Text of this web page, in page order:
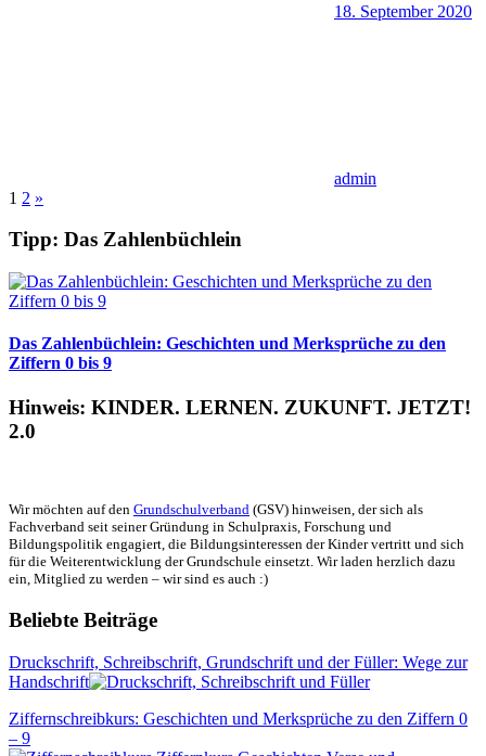
18. September 2020
admin
Seitennummerierung
der
Beiträge
1 2 Nächste
»
Tipp: Das Zahlenbüchlein
Das Zahlenbüchlein: Geschichten und Merksprüche zu den
Ziffern 0 bis 9
Hinweis: KINDER. LERNEN. ZUKUNFT. JETZT!
2.0
Wir möchten auf den Grundschulverband (GSV) hinweisen, der sich als
Fachverband seit seiner Gründung in Schulpraxis, Forschung und
Bildungspolitik engagiert, die Bildungsinteressen der Kinder vertritt und sich
für die Weiterentwicklung der Grundschule einsetzt. Wir laden herzlich dazu
ein, Mitglied zu werden – wir sind es auch :)
Beliebte Beiträge
Druckschrift, Schreibschrift, Grundschrift und der Füller: Wege zur
Handschrift
Ziffernschreibkurs: Geschichten und Merksprüche zu den Ziffern 0
– 9